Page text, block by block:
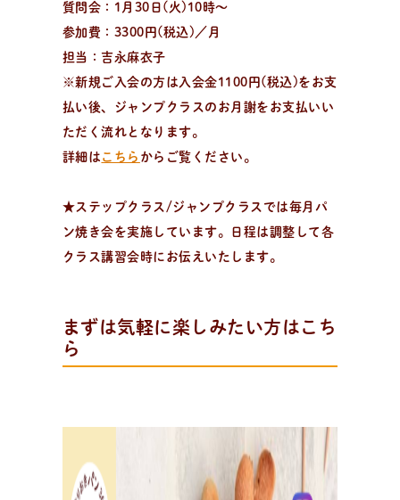
作りを学 ぶ
学びたい、楽しみたい！
方、パン教室をはじめたい方。
質問会：1月30日(火)10時〜
参加費：3300円(税込)／月
担当：吉永麻衣子
※新規ご入会の方は入会金1100円(税込)をお支
払い後、ジャンプクラスのお月謝をお支払いい
ただく流れとなります。
詳細は こちら からご覧ください。
★ステップクラス/ジャンプクラスでは毎月パ
ン焼き会を実施しています。日程は調整して各
クラス講習会時にお伝えいたします。
まずは気軽に楽しみたい方はこち
ら